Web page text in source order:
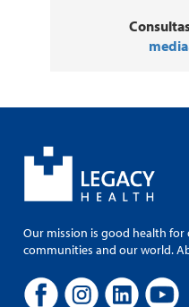
Our mission is good health
communities and our world.